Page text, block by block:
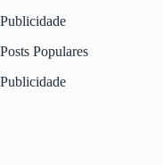
Publicidade
Posts Populares
Publicidade